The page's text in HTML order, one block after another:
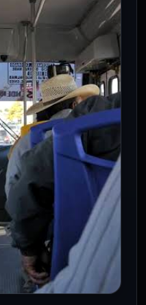
Estadio GNP
conciertos en
al 10 de agosto.